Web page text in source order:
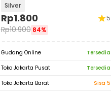
Silver
Rp1.800
Rp10.900 84%
5
Gudang Online
Tersedia
Toko Jakarta Pusat
Tersedia
Toko Jakarta Barat
Sisa 5